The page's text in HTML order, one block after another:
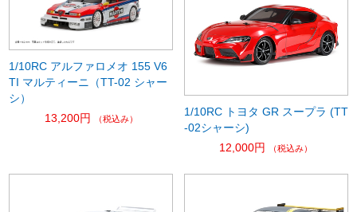
1/10RC アルファロメオ 155 V6
TI マルティーニ（TT-02 シャー
シ）
13,200円
（税込み）
1/10RC トヨタ GR スープラ (TT
-02シャーシ)
12,000円
（税込み）